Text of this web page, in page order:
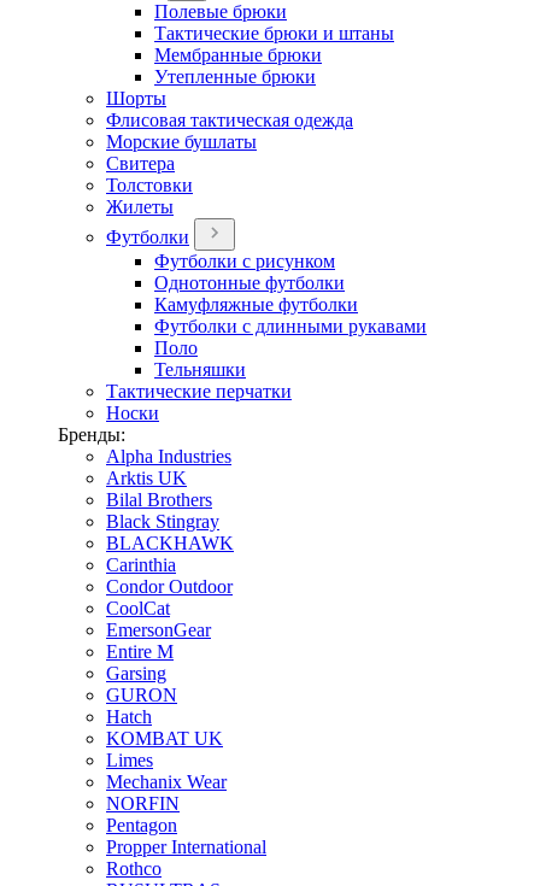
Полевые брюки
Тактические брюки и штаны
Мембранные брюки
Утепленные брюки
Шорты
Флисовая тактическая одежда
Морские бушлаты
Свитера
Толстовки
Жилеты
Футболки
Футболки с рисунком
Однотонные футболки
Камуфляжные футболки
Футболки с длинными рукавами
Поло
Тельняшки
Тактические перчатки
Носки
Бренды:
Alpha Industries
Arktis UK
Bilal Brothers
Black Stingray
BLACKHAWK
Carinthia
Condor Outdoor
CoolCat
EmersonGear
Entire M
Garsing
GURON
Hatch
KOMBAT UK
Limes
Mechanix Wear
NORFIN
Pentagon
Propper International
Rothco